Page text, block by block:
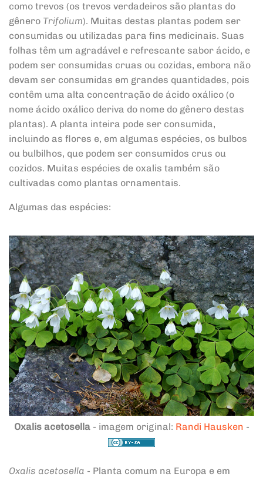
como trevos (os trevos verdadeiros são plantas do
gênero Trifolium). Muitas destas plantas podem ser
consumidas ou utilizadas para fins medicinais. Suas
folhas têm um agradável e refrescante sabor ácido, e
podem ser consumidas cruas ou cozidas, embora não
devam ser consumidas em grandes quantidades, pois
contêm uma alta concentração de ácido oxálico (o
nome ácido oxálico deriva do nome do gênero destas
plantas). A planta inteira pode ser consumida,
incluindo as flores e, em algumas espécies, os bulbos
ou bulbilhos, que podem ser consumidos crus ou
cozidos. Muitas espécies de oxalis também são
cultivadas como plantas ornamentais.
Algumas das espécies:
Oxalis acetosella- imagem original: Randi Hausken -
Oxalis acetosella - Planta comum na Europa e em